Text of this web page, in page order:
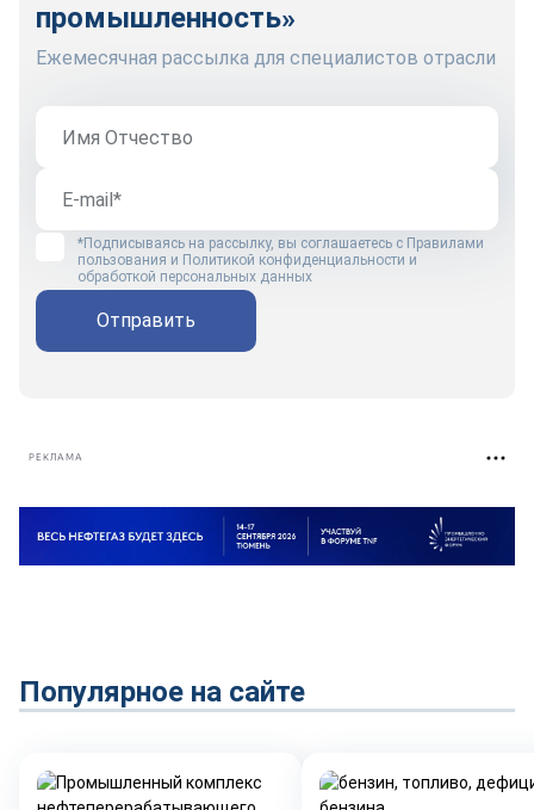
промышленность»
Ежемесячная рассылка для специалистов отрасли
*Подписываясь на рассылку, вы соглашаетесь с Правилами
пользования и Политикой конфиденциальности и
обработкой персональных данных
Отправить
РЕКЛАМА
Популярное на сайте